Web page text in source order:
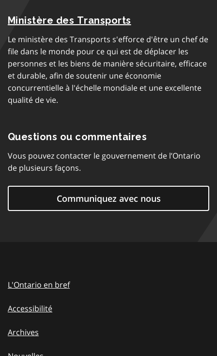
Ministère des Transports
Le ministère des Transports s'efforce d'être un chef de
file dans le monde pour ce qui est de déplacer les
personnes et les biens de manière sécuritaire, efficace
et durable, afin de soutenir une économie
concurrentielle à l'échelle mondiale et une excellente
qualité de vie.
Questions ou commentaires
Vous pouvez contacter le gouvernement de l’Ontario
de plusieurs façons.
Communiquez avec nous
L'Ontario en bref
Accessibilité
Archives